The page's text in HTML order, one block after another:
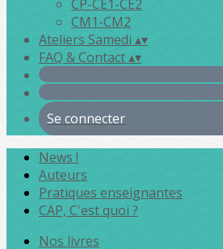
CP-CE1-CE2
CM1-CM2
Ateliers Samedi ▴▾
FAQ & Contact▴▾
Se connecter
News !
Auteurs
Pratiques enseignantes
CAP, C'est quoi ?
Nos livres